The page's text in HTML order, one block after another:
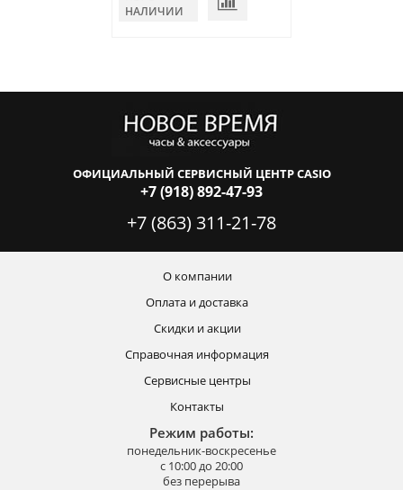
НАЛИЧИИ
ОФИЦИАЛЬНЫЙ СЕРВИСНЫЙ ЦЕНТР CASIO
+7 (918) 892-47-93
+7 (863) 311-21-78
О компании
Оплата и доставка
Скидки и акции
Справочная информация
Сервисные центры
Контакты
Режим работы:
понедельник-воскресенье
с 10:00 до 20:00
без перерыва